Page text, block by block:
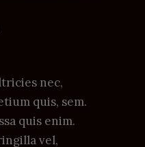
nec,
quis, sem.
quis enim.
vel,